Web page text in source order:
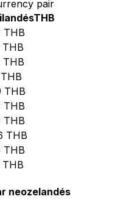
pair
THB
THB
THB
THB
THB
THB
THB
THB
THB
THB
THB
neozelandés